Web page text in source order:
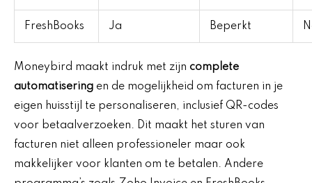
FreshBooks Ja Beperkt
Moneybird maakt indruk met zijn complete
automatisering en de mogelijkheid om facturen in je
eigen huisstijl te personaliseren, inclusief QR-codes
voor betaalverzoeken. Dit maakt het sturen van
facturen niet alleen professioneler maar ook
makkelijker voor klanten om te betalen. Andere